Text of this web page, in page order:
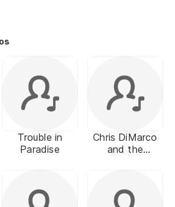
Trouble in
Paradise
Chris DiMarco
and the